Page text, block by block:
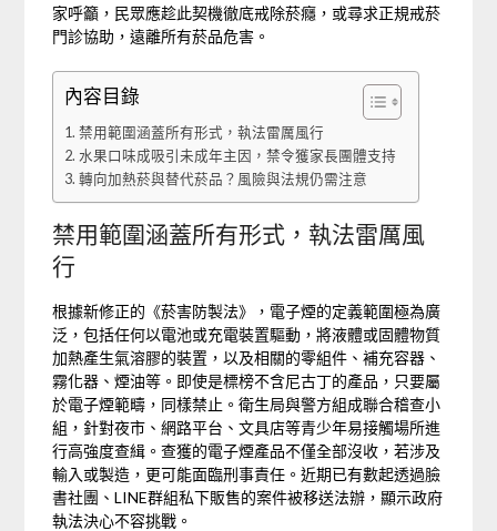
家呼籲，民眾應趁此契機徹底戒除菸癮，或尋求正規戒菸
門診協助，遠離所有菸品危害。
內容目錄
禁用範圍涵蓋所有形式，執法雷厲風行
水果口味成吸引未成年主因，禁令獲家長團體支持
轉向加熱菸與替代菸品？風險與法規仍需注意
禁用範圍涵蓋所有形式，執法雷厲風
行
根據新修正的《菸害防製法》，電子煙的定義範圍極為廣
泛，包括任何以電池或充電裝置驅動，將液體或固體物質
加熱產生氣溶膠的裝置，以及相關的零組件、補充容器、
霧化器、煙油等。即使是標榜不含尼古丁的產品，只要屬
於電子煙範疇，同樣禁止。衛生局與警方組成聯合稽查小
組，針對夜市、網路平台、文具店等青少年易接觸場所進
行高強度查緝。查獲的電子煙產品不僅全部沒收，若涉及
輸入或製造，更可能面臨刑事責任。近期已有數起透過臉
書社團、LINE群組私下販售的案件被移送法辦，顯示政府
執法決心不容挑戰。